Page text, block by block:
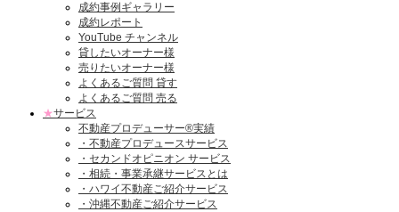
成約事例ギャラリー
成約レポート
YouTube チャンネル
貸したいオーナー様
売りたいオーナー様
よくあるご質問 貸す
よくあるご質問 売る
★サービス
不動産プロデューサー®実績
・不動産プロデュースサービス
・セカンドオピニオン サービス
・相続・事業承継サービスとは
・ハワイ不動産ご紹介サービス
・沖縄不動産ご紹介サービス